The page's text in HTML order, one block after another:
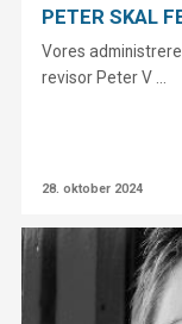
PETER SKAL
Vores
revisor Peter V ...
28. oktober 2024